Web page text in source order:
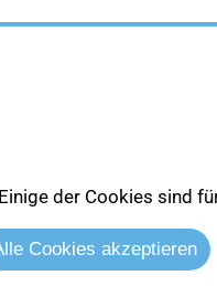
der Cookies sind
Cookies akzeptieren